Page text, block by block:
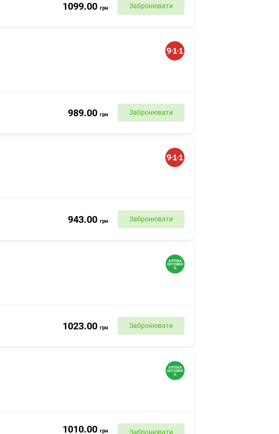
1099.00 грн Забронювати
989.00 грн Забронювати
943.00 грн Забронювати
1023.00 грн Забронювати
1010.00 грн Забронювати